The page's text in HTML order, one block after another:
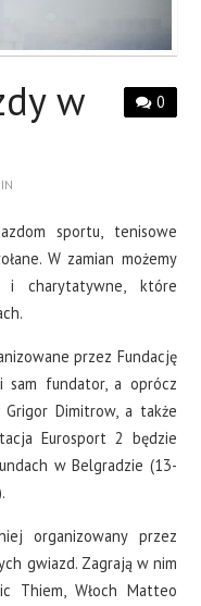
0
w
sportu, tenisowe
W zamian możemy
i charytatywne, które
przez Fundację
sam fundator, a oprócz
Grigor Dimitrow, a także
Eurosport 2 będzie
w Belgradzie (13-
organizowany przez
gwiazd. Zagrają w nim
Thiem, Włoch Matteo